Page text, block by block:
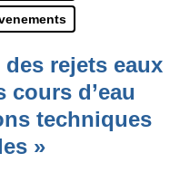
rejets eaux
d’eau
techniques
»